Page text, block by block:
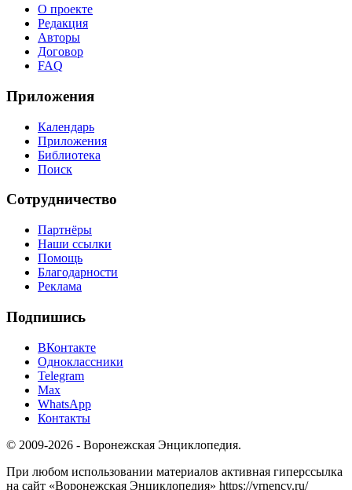
О проекте
Редакция
Авторы
Договор
FAQ
Приложения
Календарь
Приложения
Библиотека
Поиск
Сотрудничество
Партнёры
Наши ссылки
Помощь
Благодарности
Реклама
Подпишись
ВКонтакте
Одноклассники
Telegram
Max
WhatsApp
Контакты
© 2009-2026 - Воронежская Энциклопедия.
При любом использовании материалов активная гиперссылка
на сайт «Воронежская Энциклопедия» https://vrnency.ru/